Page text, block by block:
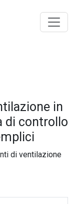
in
di controllo
di ventilazione